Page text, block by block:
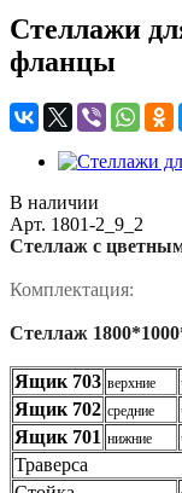
Стеллажи
фланцы
В наличии
Арт. 1801-2_9_2
Стеллаж с
Комплектация:
Стеллаж
Ящик 703 верхние
Ящик 702 средние
Ящик 701 нижние
Траверса